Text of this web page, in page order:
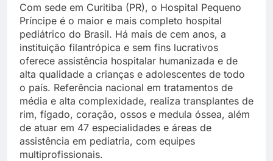
Com sede em Curitiba (PR), o Hospital Pequeno
Príncipe é o maior e mais completo hospital
pediátrico do Brasil. Há mais de cem anos, a
instituição filantrópica e sem fins lucrativos
oferece assistência hospitalar humanizada e de
alta qualidade a crianças e adolescentes de todo
o país. Referência nacional em tratamentos de
média e alta complexidade, realiza transplantes de
rim, fígado, coração, ossos e medula óssea, além
de atuar em 47 especialidades e áreas de
assistência em pediatria, com equipes
multiprofissionais.